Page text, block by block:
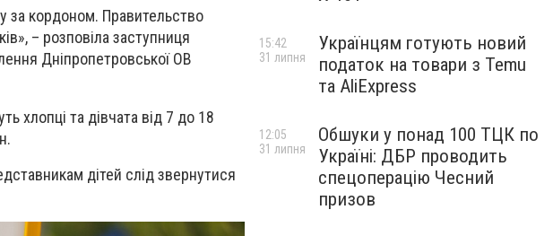
за кордоном. Правительство
– розповіла заступниця
Дніпропетровської ОВ
хлопці та дівчата від 7 до 18
дітей слід звернутися
Українцям готують новий
податок на товари з Temu
та AliExpress
15:42
31 липня
Обшуки у понад 100 ТЦК по
Україні: ДБР проводить
спецоперацію Чесний
призов
12:05
31 липня